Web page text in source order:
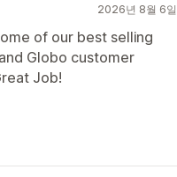
2026년 8월 6일
of our best selling
Globo customer
Job!